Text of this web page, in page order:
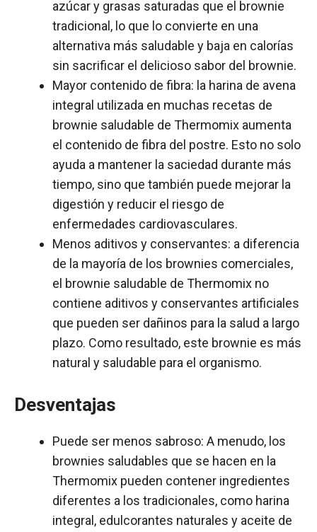
azúcar y grasas saturadas que el brownie
tradicional, lo que lo convierte en una
alternativa más saludable y baja en calorías
sin sacrificar el delicioso sabor del brownie.
Mayor contenido de fibra: la harina de avena
integral utilizada en muchas recetas de
brownie saludable de Thermomix aumenta
el contenido de fibra del postre. Esto no solo
ayuda a mantener la saciedad durante más
tiempo, sino que también puede mejorar la
digestión y reducir el riesgo de
enfermedades cardiovasculares.
Menos aditivos y conservantes: a diferencia
de la mayoría de los brownies comerciales,
el brownie saludable de Thermomix no
contiene aditivos y conservantes artificiales
que pueden ser dañinos para la salud a largo
plazo. Como resultado, este brownie es más
natural y saludable para el organismo.
Desventajas
Puede ser menos sabroso: A menudo, los
brownies saludables que se hacen en la
Thermomix pueden contener ingredientes
diferentes a los tradicionales, como harina
integral, edulcorantes naturales y aceite de